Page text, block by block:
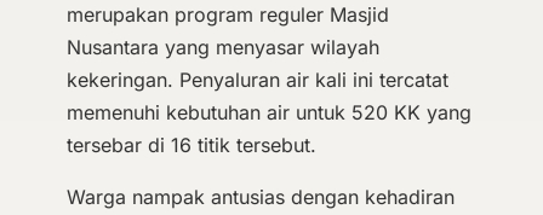
merupakan program reguler Masjid
Nusantara yang menyasar wilayah
kekeringan. Penyaluran air kali ini tercatat
memenuhi kebutuhan air untuk 520 KK yang
tersebar di 16 titik tersebut.
Warga nampak antusias dengan kehadiran